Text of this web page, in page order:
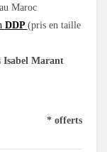
Maroc
DDP (pris en taille
Isabel Marant
* offerts